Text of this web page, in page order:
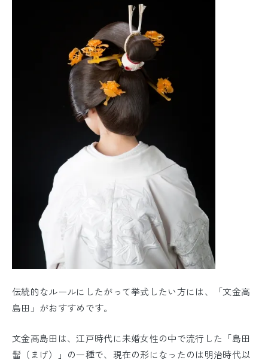
伝統的なルールにしたがって挙式したい方には、「文金高
島田」がおすすめです。
文金高島田は、江戸時代に未婚女性の中で流行した「島田
髷（まげ）」の一種で、現在の形になったのは明治時代以